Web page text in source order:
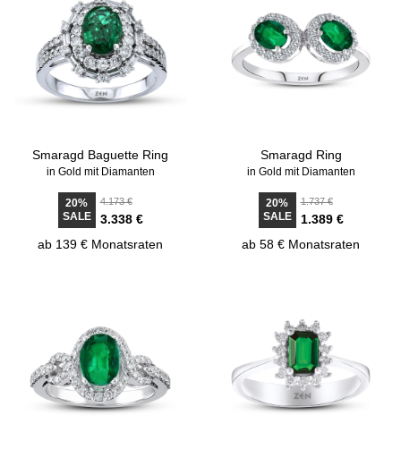
Smaragd Baguette Ring
in Gold mit Diamanten
20%
SALE
4.173 €
3.338 €
ab 139 € Monatsraten
Smaragd Ring
in Gold mit Diamanten
20%
SALE
1.737 €
1.389 €
ab 58 € Monatsraten